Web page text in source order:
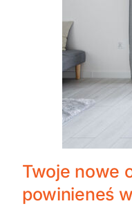
Twoje nowe
powinieneś